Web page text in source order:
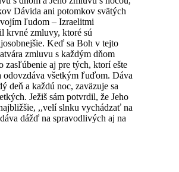
Dávida ani potomkov svätých
ľudom – Izraelitmi
krvné zmluvy, ktoré sú
Keď sa Boh v tejto
zmluvu s každým dňom
zasľúbenie aj pre tých, ktorí ešte
odovzdáva všetkým ľuďom. Dáva
deň a každú noc, zaväzuje sa
Ježiš sám potvrdil, že Jeho
,,velí slnku vychádzať na
dážď na spravodlivých aj na